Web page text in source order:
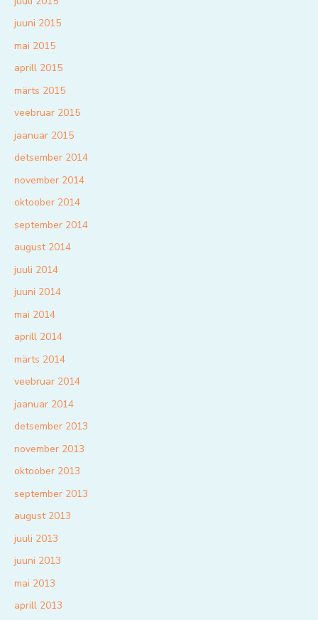
juuni 2015
mai 2015
aprill 2015
märts 2015
veebruar 2015
jaanuar 2015
detsember 2014
november 2014
oktoober 2014
september 2014
august 2014
juuli 2014
juuni 2014
mai 2014
aprill 2014
märts 2014
veebruar 2014
jaanuar 2014
detsember 2013
november 2013
oktoober 2013
september 2013
august 2013
juuli 2013
juuni 2013
mai 2013
aprill 2013